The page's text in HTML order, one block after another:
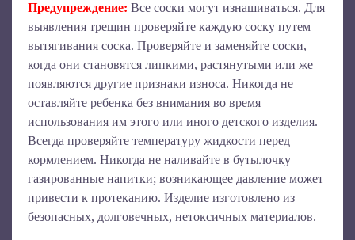
Предупреждение: Все соски могут изнашиваться. Для
выявления трещин проверяйте каждую соску путем
вытягивания соска. Проверяйте и заменяйте соски,
когда они становятся липкими, растянутыми или же
появляются другие признаки износа. Никогда не
оставляйте ребенка без внимания во время
использования им этого или иного детского изделия.
Всегда проверяйте температуру жидкости перед
кормлением. Никогда не наливайте в бутылочку
газированные напитки; возникающее давление может
привести к протеканию. Изделие изготовлено из
безопасных, долговечных, нетоксичных материалов.